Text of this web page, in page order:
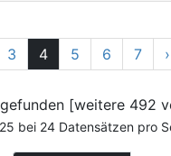
3 4 5 6 7 ›
[weitere 492
bei 24 Datensätzen pro